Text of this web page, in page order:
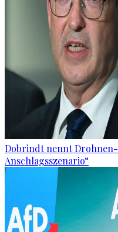
Dobrindt nennt
Anschlagsszenario“